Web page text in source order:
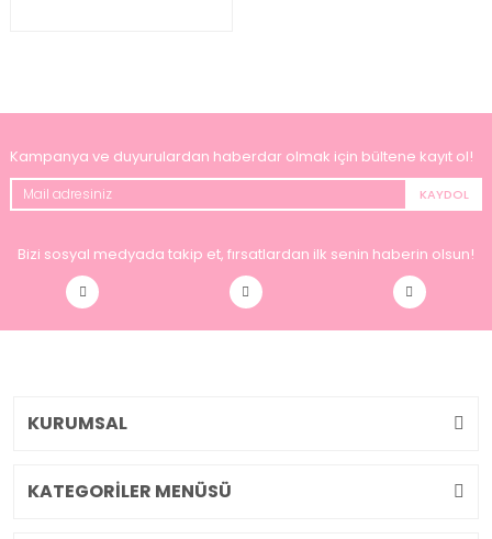
Kampanya ve duyurulardan haberdar olmak için bültene kayıt ol!
KAYDOL
Bizi sosyal medyada takip et, fırsatlardan ilk senin haberin olsun!
KURUMSAL
KATEGORİLER MENÜSÜ